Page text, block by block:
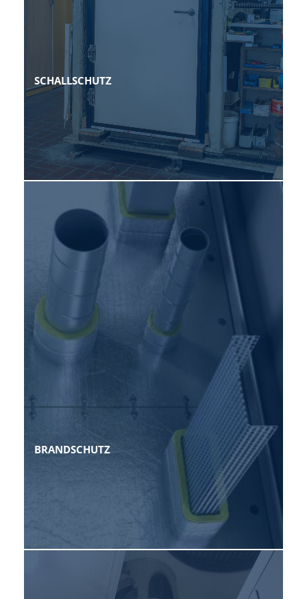
SCHALLSCHUTZ
BRANDSCHUTZ